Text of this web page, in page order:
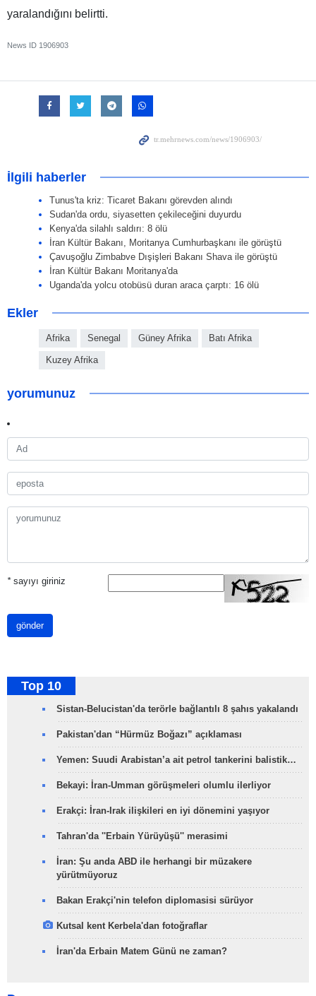
yaralandığını belirtti.
News ID 1906903
İlgili haberler
Tunus'ta kriz: Ticaret Bakanı görevden alındı
Sudan'da ordu, siyasetten çekileceğini duyurdu
Kenya'da silahlı saldırı: 8 ölü
İran Kültür Bakanı, Moritanya Cumhurbaşkanı ile görüştü
Çavuşoğlu Zimbabve Dışişleri Bakanı Shava ile görüştü
İran Kültür Bakanı Moritanya'da
Uganda'da yolcu otobüsü duran araca çarptı: 16 ölü
Ekler
Afrika Senegal Güney Afrika Batı Afrika
Kuzey Afrika
yorumunuz
*sayıyı giriniz
gönder
Top 10
Sistan-Belucistan'da terörle bağlantılı 8 şahıs yakalandı
Pakistan'dan “Hürmüz Boğazı” açıklaması
Yemen: Suudi Arabistan’a ait petrol tankerini balistik…
Bekayi: İran-Umman görüşmeleri olumlu ilerliyor
Erakçi: İran-Irak ilişkileri en iyi dönemini yaşıyor
Tahran'da ''Erbain Yürüyüşü'' merasimi
İran: Şu anda ABD ile herhangi bir müzakere
yürütmüyoruz
Bakan Erakçi'nin telefon diplomasisi sürüyor
Kutsal kent Kerbela'dan fotoğraflar
İran'da Erbain Matem Günü ne zaman?